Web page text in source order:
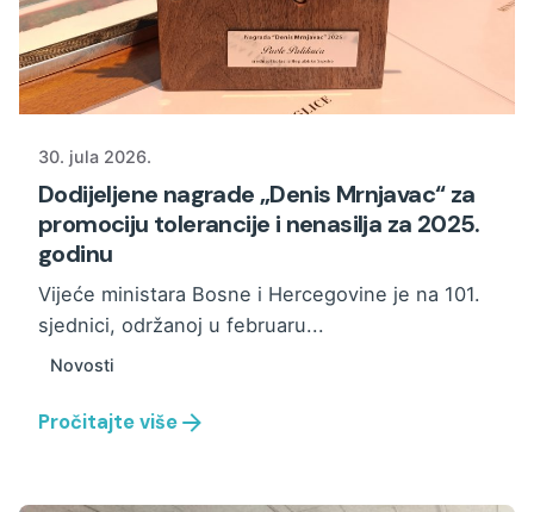
30. jula 2026.
Dodijeljene nagrade „Denis Mrnjavac“ za
promociju tolerancije i nenasilja za 2025.
godinu
Vijeće ministara Bosne i Hercegovine je na 101.
sjednici, održanoj u februaru...
Novosti
Pročitajte više